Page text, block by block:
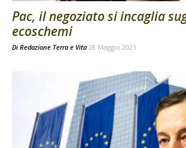
Pac, il negoziato si incaglia
ecoschemi
Di Redazione Terra e Vita 28 Maggio 2021